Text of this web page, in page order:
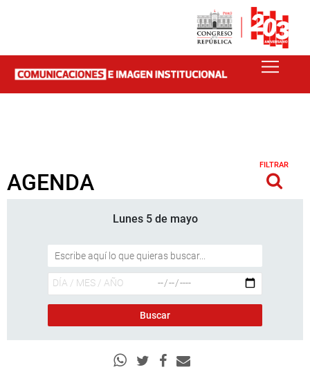
AGENDA
FILTRAR
Lunes 5 de mayo